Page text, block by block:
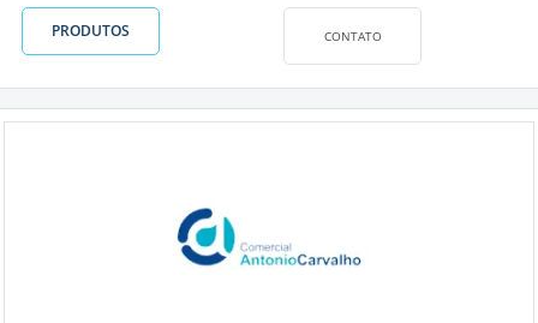
PRODUTOS CONTATO